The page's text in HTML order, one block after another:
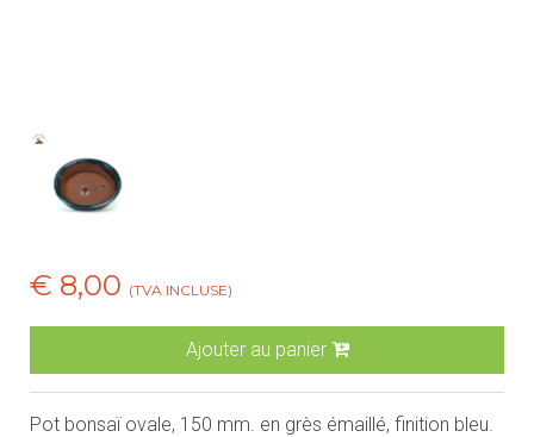
€ 8,00 (TVA INCLUSE)
Ajouter au panier
Pot bonsaï ovale, 150 mm. en grès émaillé, finition bleu.